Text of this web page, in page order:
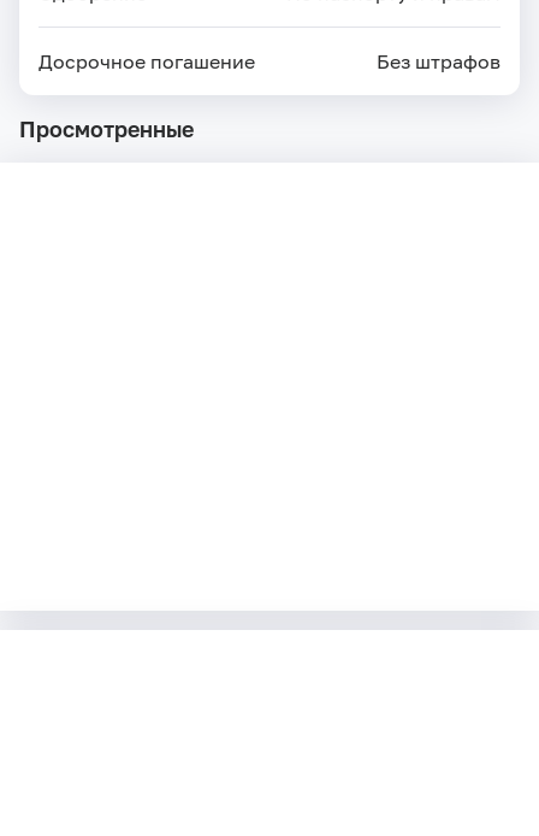
Досрочное погашение Без штрафов
Просмотренные